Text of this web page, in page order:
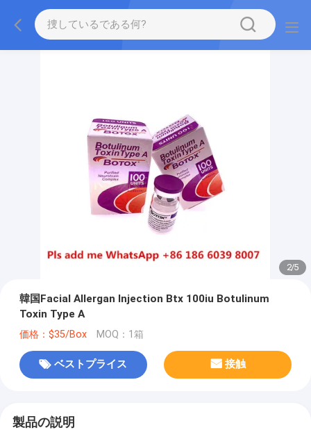
2/5
韓国Facial Allergan Injection Btx 100iu Botulinum
Toxin Type A
価格：$35/Box MOQ：1箱
ベストプライス 接触
製品の説明